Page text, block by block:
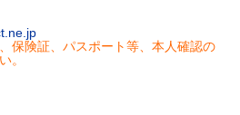
保険証、パスポート等、本人確認の
。